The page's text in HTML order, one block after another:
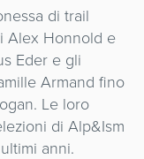
di trail
Alex Honnold e
Eder e gli
Armand fino
Le loro
di Alp&Ism
anni.